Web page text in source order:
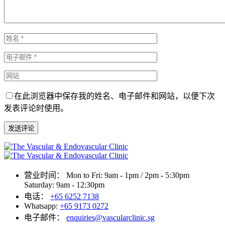
在此浏览器中保存我的姓名、电子邮件和网站，以便下次
发表评论时使用。
发送评论
营业时间： Mon to Fri: 9am - 1pm / 2pm - 5:30pm
Saturday: 9am - 12:30pm
电话： +65 6252 7138
Whatsapp: +65 9173 0272
电子邮件： enquiries@vascularclinic.sg